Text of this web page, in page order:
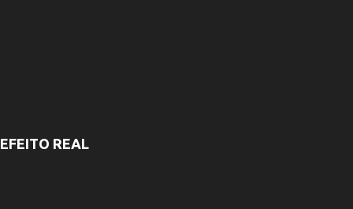
EFEITO REAL